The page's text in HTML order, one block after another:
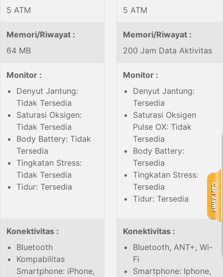
5 ATM
5 ATM
Memori/Riwayat :
64 MB
Memori/Riwayat :
200 Jam Data Aktivitas
Monitor :
Denyut Jantung:
Tidak Tersedia
Saturasi Oksigen:
Tidak Tersedia
Body Battery: Tidak
Tersedia
Tingkatan Stress:
Tidak Tersedia
Tidur: Tersedia
Monitor :
Denyut Jantung:
Tersedia
Saturasi Oksigen
Pulse OX: Tidak
Tersedia
Body Battery:
Tersedia
Tingkatan Stress:
Tersedia
Tidur: Tersedia
Konektivitas :
Bluetooth
Kompabilitas
Smartphone: iPhone,
Konektivitas :
Bluetooth, ANT+, Wi-
Fi
Smartphone: Iphone,